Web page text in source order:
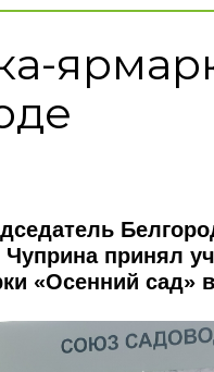
принял
«Осенний сад»